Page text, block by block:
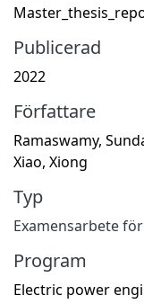
Publicerad
2022
Författare
Ramaswamy,
Xiao, Xiong
Typ
Examensarbete
Program
Electric power